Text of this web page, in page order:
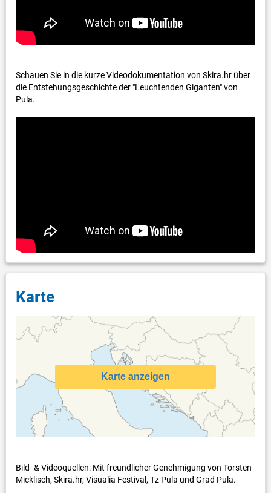
Schauen Sie in die kurze Videodokumentation von Skira.hr über
die Entstehungsgeschichte der "Leuchtenden Giganten" von
Pula.
Karte
Karte anzeigen
Bild- & Videoquellen: Mit freundlicher Genehmigung von Torsten
Micklisch, Skira.hr, Visualia Festival, Tz Pula und Grad Pula.